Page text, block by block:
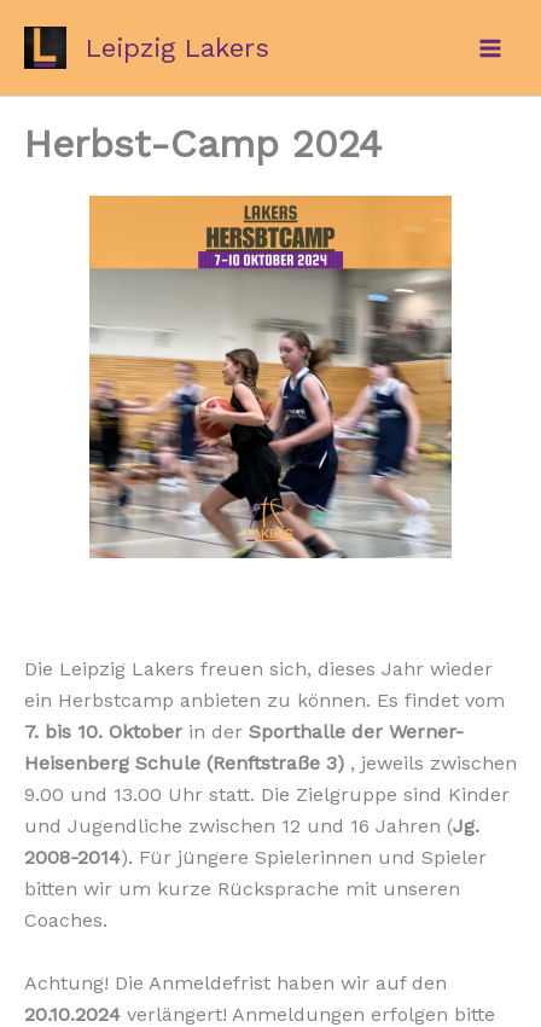
springen
Leipzig Lakers
Herbst-Camp 2024
Die Leipzig Lakers freuen sich, dieses Jahr wieder
ein Herbstcamp anbieten zu können. Es findet vom
7. bis 10. Oktober in der Sporthalle der Werner-
Heisenberg Schule (Renftstraße 3) , jeweils zwischen
9.00 und 13.00 Uhr statt. Die Zielgruppe sind Kinder
und Jugendliche zwischen 12 und 16 Jahren (Jg.
2008-2014). Für jüngere Spielerinnen und Spieler
bitten wir um kurze Rücksprache mit unseren
Coaches.
Achtung! Die Anmeldefrist haben wir auf den
20.10.2024 verlängert! Anmeldungen erfolgen bitte